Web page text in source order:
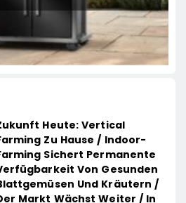
Heute: Vertical
Zu Hause / Indoor-
Sichert Permanente
Von Gesunden
Und Kräutern /
Markt Wächst Weiter / In